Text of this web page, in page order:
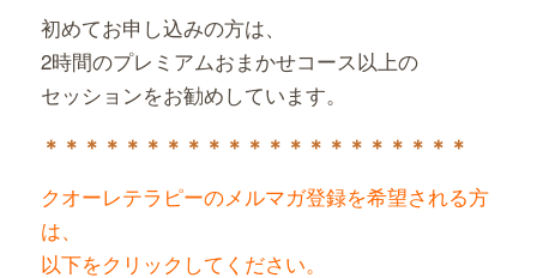
初めてお申し込みの方は、
2時間のプレミアムおまかせコース以上の
セッションをお勧めしています。
＊＊＊＊＊＊＊＊＊＊＊＊＊＊＊＊＊＊＊＊＊
クオーレテラピーのメルマガ登録を希望される方
は、
以下をクリックしてください。